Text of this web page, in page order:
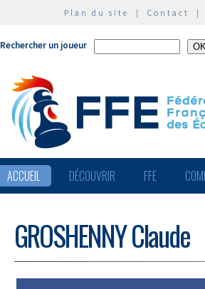
Plan du site | Contact |
Rechercher un joueur
ACCUEIL DÉCOUVRIR FFE
GROSHENNY Claude